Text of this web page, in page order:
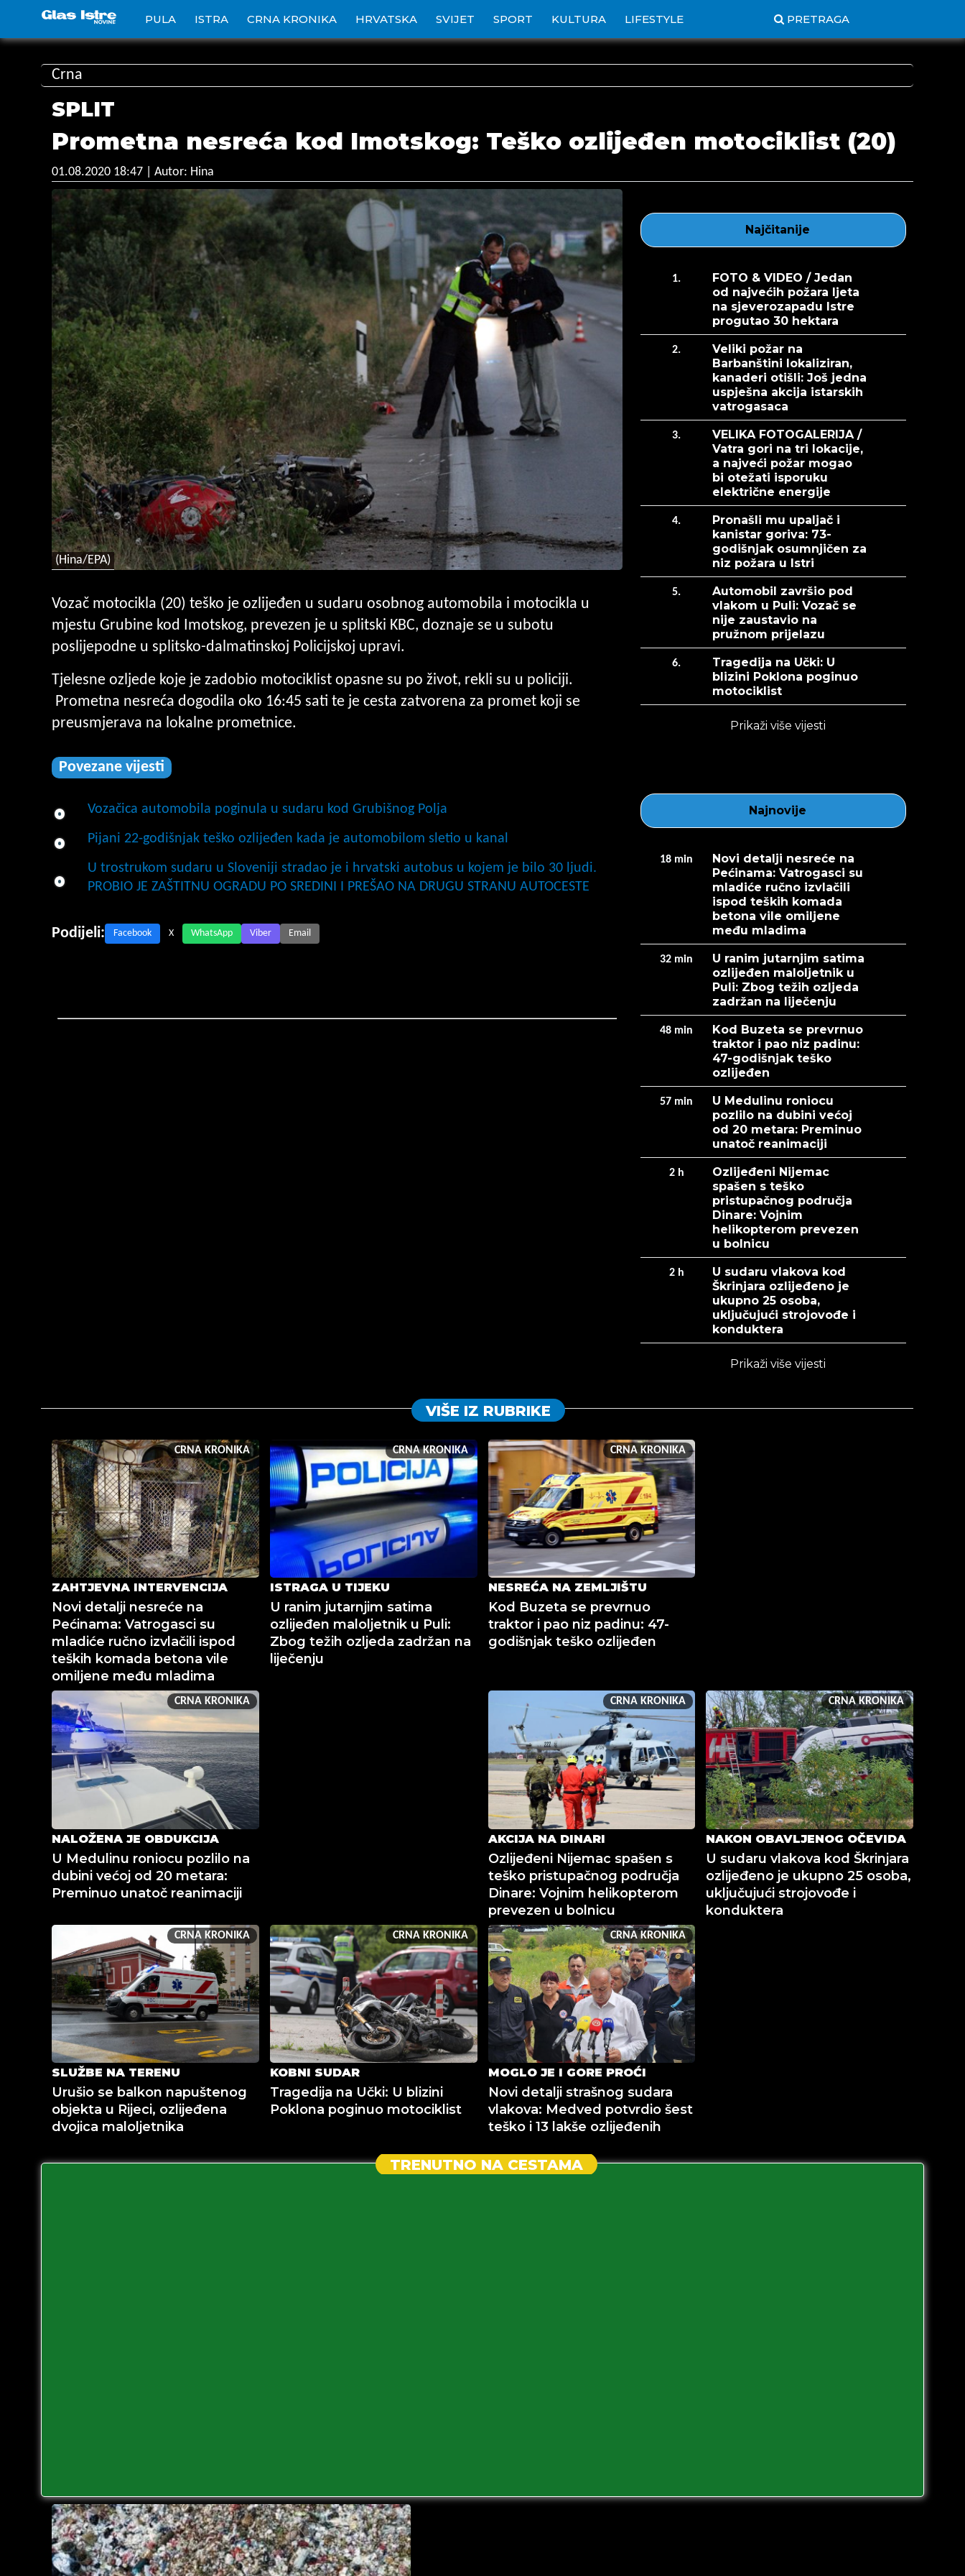
PULA ISTRA CRNA KRONIKA HRVATSKA SVIJET SPORT KULTURA LIFESTYLE PRETRAGA
Crna
SPLIT
Prometna nesreća kod Imotskog: Teško ozlijeđen motociklist (20)
01.08.2020 18:47 | Autor: Hina
(Hina/EPA)
Vozač motocikla (20) teško je ozlijeđen u sudaru osobnog automobila i motocikla u
mjestu Grubine kod Imotskog, prevezen je u splitski KBC, doznaje se u subotu
poslijepodne u splitsko-dalmatinskoj Policijskoj upravi.
Tjelesne ozljede koje je zadobio motociklist opasne su po život, rekli su u policiji.
Prometna nesreća dogodila oko 16:45 sati te je cesta zatvorena za promet koji se
preusmjerava na lokalne prometnice.
Povezane vijesti
Vozačica automobila poginula u sudaru kod Grubišnog Polja
Pijani 22-godišnjak teško ozlijeđen kada je automobilom sletio u kanal
U trostrukom sudaru u Sloveniji stradao je i hrvatski autobus u kojem je bilo 30 ljudi.
PROBIO JE ZAŠTITNU OGRADU PO SREDINI I PREŠAO NA DRUGU STRANU AUTOCESTE
Podijeli: Facebook X WhatsApp Viber Email
Najčitanije
1.
FOTO & VIDEO / Jedan
od najvećih požara ljeta
na sjeverozapadu Istre
progutao 30 hektara
2.
Veliki požar na
Barbanštini lokaliziran,
kanaderi otišli: Još jedna
uspješna akcija istarskih
vatrogasaca
3.
VELIKA FOTOGALERIJA /
Vatra gori na tri lokacije,
a najveći požar mogao
bi otežati isporuku
električne energije
4.
Pronašli mu upaljač i
kanistar goriva: 73-
godišnjak osumnjičen za
niz požara u Istri
5.
Automobil završio pod
vlakom u Puli: Vozač se
nije zaustavio na
pružnom prijelazu
6.
Tragedija na Učki: U
blizini Poklona poginuo
motociklist
Prikaži više vijesti
Najnovije
18 min
Novi detalji nesreće na
Pećinama: Vatrogasci su
mladiće ručno izvlačili
ispod teških komada
betona vile omiljene
među mladima
32 min
U ranim jutarnjim satima
ozlijeđen maloljetnik u
Puli: Zbog težih ozljeda
zadržan na liječenju
48 min
Kod Buzeta se prevrnuo
traktor i pao niz padinu:
47-godišnjak teško
ozlijeđen
57 min
U Medulinu roniocu
pozlilo na dubini većoj
od 20 metara: Preminuo
unatoč reanimaciji
2 h
Ozlijeđeni Nijemac
spašen s teško
pristupačnog područja
Dinare: Vojnim
helikopterom prevezen
u bolnicu
2 h
U sudaru vlakova kod
Škrinjara ozlijeđeno je
ukupno 25 osoba,
uključujući strojovođe i
konduktera
Prikaži više vijesti
VIŠE IZ RUBRIKE
CRNA KRONIKA
ZAHTJEVNA INTERVENCIJA
Novi detalji nesreće na
Pećinama: Vatrogasci su
mladiće ručno izvlačili ispod
teških komada betona vile
omiljene među mladima
CRNA KRONIKA
ISTRAGA U TIJEKU
U ranim jutarnjim satima
ozlijeđen maloljetnik u Puli:
Zbog težih ozljeda zadržan na
liječenju
CRNA KRONIKA
NESREĆA NA ZEMLJIŠTU
Kod Buzeta se prevrnuo
traktor i pao niz padinu: 47-
godišnjak teško ozlijeđen
CRNA KRONIKA
NALOŽENA JE OBDUKCIJA
U Medulinu roniocu pozlilo na
dubini većoj od 20 metara:
Preminuo unatoč reanimaciji
CRNA KRONIKA
AKCIJA NA DINARI
Ozlijeđeni Nijemac spašen s
teško pristupačnog područja
Dinare: Vojnim helikopterom
prevezen u bolnicu
CRNA KRONIKA
NAKON OBAVLJENOG OČEVIDA
U sudaru vlakova kod Škrinjara
ozlijeđeno je ukupno 25 osoba,
uključujući strojovođe i
konduktera
CRNA KRONIKA
SLUŽBE NA TERENU
Urušio se balkon napuštenog
objekta u Rijeci, ozlijeđena
dvojica maloljetnika
CRNA KRONIKA
KOBNI SUDAR
Tragedija na Učki: U blizini
Poklona poginuo motociklist
CRNA KRONIKA
MOGLO JE I GORE PROĆI
Novi detalji strašnog sudara
vlakova: Medved potvrdio šest
teško i 13 lakše ozlijeđenih
TRENUTNO NA CESTAMA